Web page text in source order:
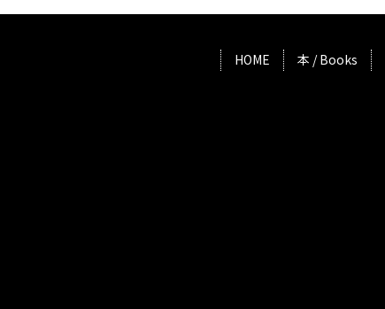
HOME 本 / Books